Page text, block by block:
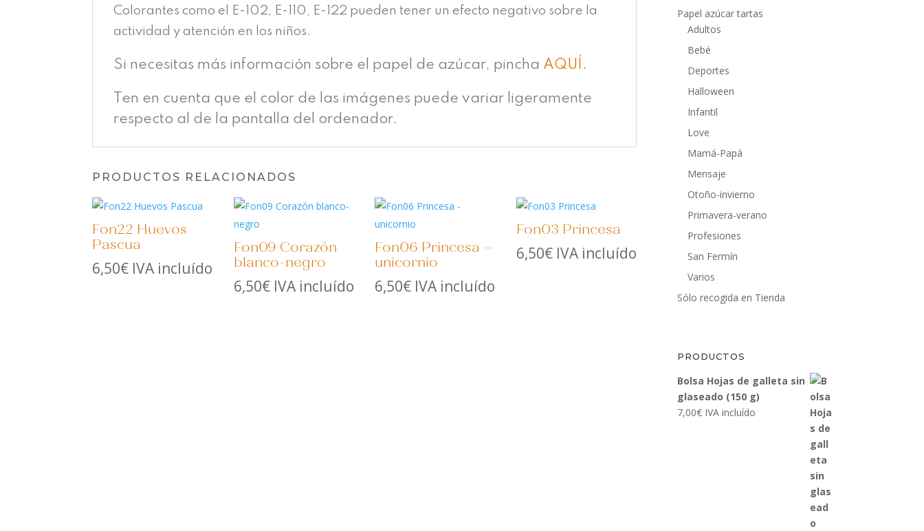
Colorantes como el E-102, E-110, E-122 pueden tener un efecto negativo sobre la
actividad y atención en los niños.
Si necesitas más información sobre el papel de azúcar, pincha AQUÍ .
Ten en cuenta que el color de las imágenes puede variar ligeramente
respecto al de la pantalla del ordenador.
PRODUCTOS RELACIONADOS
Fon22 Huevos
Pascua
6,50€ IVA incluído
Fon09 Corazón
blanco-negro
6,50€ IVA incluído
Fon06 Princesa –
unicornio
6,50€ IVA incluído
Fon03 Princesa
6,50€ IVA incluído
Papel azúcar tartas
Adultos
Bebé
Deportes
Halloween
Infantil
Love
Mamá-Papá
Mensaje
Otoño-invierno
Primavera-verano
Profesiones
San Fermín
Varios
Sólo recogida en Tienda
PRODUCTOS
Bolsa Hojas de galleta sin
glaseado (150 g)
7,00€ IVA incluído